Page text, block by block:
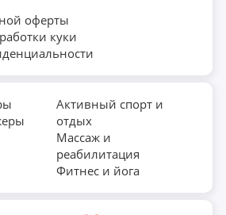
оферты
куки
Активный спорт и
отдых
Массаж и
реабилитация
Фитнес и йога